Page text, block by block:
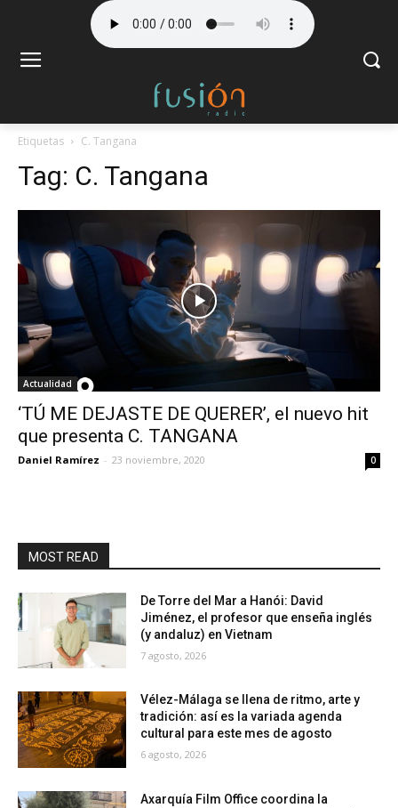
Etiquetas C. Tangana
Tag: C. Tangana
Actualidad
‘TÚ ME DEJASTE DE QUERER’, el nuevo hit
que presenta C. TANGANA
Daniel Ramírez - 23 noviembre, 2020 0
MOST READ
De Torre del Mar a Hanói: David
Jiménez, el profesor que enseña inglés
(y andaluz) en Vietnam
7 agosto, 2026
Vélez-Málaga se llena de ritmo, arte y
tradición: así es la variada agenda
cultural para este mes de agosto
6 agosto, 2026
Axarquía Film Office coordina la